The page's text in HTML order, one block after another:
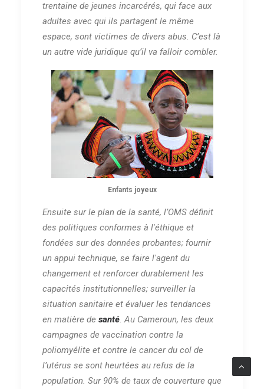
trentaine de jeunes incarcérés, qui face aux
adultes avec qui ils partagent le même
espace, sont victimes de divers abus. C’est là
un autre vide juridique qu’il va falloir combler.
Enfants joyeux
Ensuite sur le plan de la santé, l’OMS définit
des politiques conformes à l'éthique et
fondées sur des données probantes; fournir
un appui technique, se faire l'agent du
changement et renforcer durablement les
capacités institutionnelles; surveiller la
situation sanitaire et évaluer les tendances
en matière de santé. Au Cameroun, les deux
campagnes de vaccination contre la
poliomyélite et contre le cancer du col de
l’utérus se sont heurtées au refus de la
population. Sur 90% de taux de couverture que